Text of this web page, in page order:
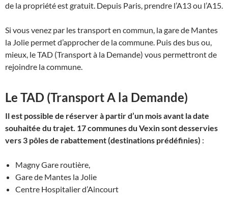
de la propriété est gratuit. Depuis Paris, prendre l’A13 ou l’A15.
Si vous venez par les transport en commun, la gare de Mantes
la Jolie permet d’approcher de la commune. Puis des bus ou,
mieux, le TAD (Transport à la Demande) vous permettront de
rejoindre la commune.
Le TAD (Transport A la Demande)
Il est possible de réserver à partir d’un mois avant la date
souhaitée du trajet. 17 communes du Vexin sont desservies
vers 3 pôles de rabattement (destinations prédéfinies) :
Magny Gare routière,
Gare de Mantes la Jolie
Centre Hospitalier d’Aincourt